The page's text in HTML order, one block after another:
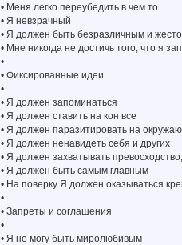
• Меня легко переубедить в чем то
• Я невзрачный
• Я должен быть безразличным и
• Мне никогда не достичь того, что я
•
• Фиксированные идеи
•
• Я должен запоминаться
• Я должен ставить на кон все
• Я должен паразитировать на
• Я должен ненавидеть себя и других
• Я должен захватывать
• Я должен быть самым главным
• На поверку Я должен оказываться
•
• Запреты и соглашения
•
• Я не могу быть миролюбивым